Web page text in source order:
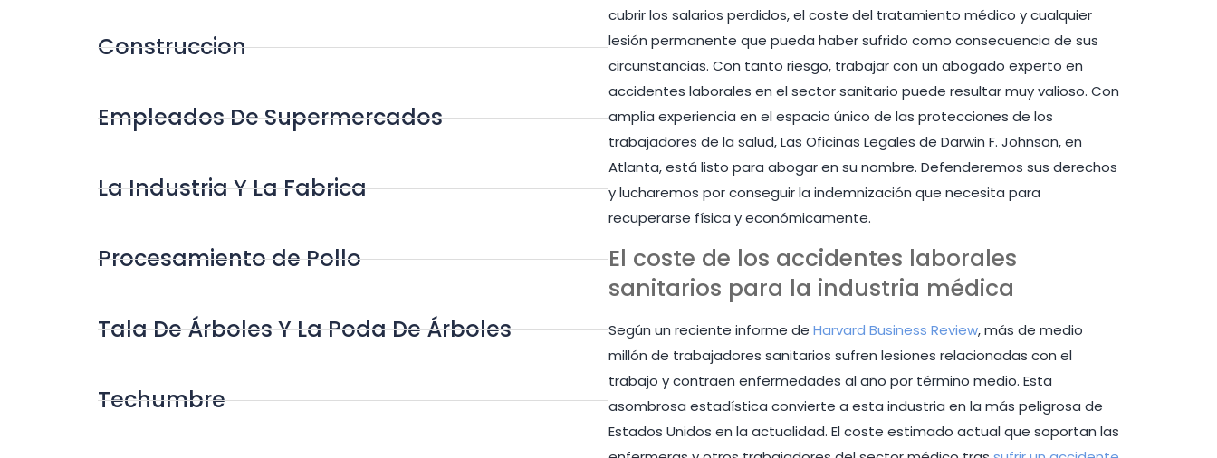
Construccion
Empleados De Supermercados
La Industria Y La Fabrica
Procesamiento de Pollo
Tala De Árboles Y La Poda De Árboles
Techumbre
cubrir los salarios perdidos, el coste del tratamiento médico y cualquier
lesión permanente que pueda haber sufrido como consecuencia de sus
circunstancias. Con tanto riesgo, trabajar con un abogado experto en
accidentes laborales en el sector sanitario puede resultar muy valioso. Con
amplia experiencia en el espacio único de las protecciones de los
trabajadores de la salud, Las Oficinas Legales de Darwin F. Johnson, en
Atlanta, está listo para abogar en su nombre. Defenderemos sus derechos
y lucharemos por conseguir la indemnización que necesita para
recuperarse física y económicamente.
El coste de los accidentes laborales
sanitarios para la industria médica
Según un reciente informe de Harvard Business Review, más de medio
millón de trabajadores sanitarios sufren lesiones relacionadas con el
trabajo y contraen enfermedades al año por término medio. Esta
asombrosa estadística convierte a esta industria en la más peligrosa de
Estados Unidos en la actualidad. El coste estimado actual que soportan las